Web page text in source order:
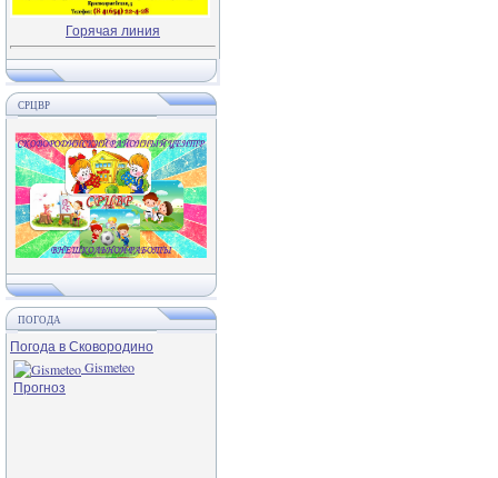
Горячая линия
СРЦВР
ПОГОДА
Погода в Сковородино
Gismeteo
Прогноз